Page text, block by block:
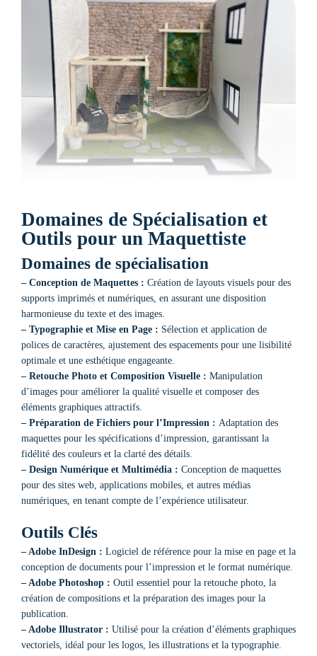
Domaines de Spécialisation et
Outils pour un Maquettiste
Domaines de spécialisation
– Conception de Maquettes : Création de layouts visuels pour des
supports imprimés et numériques, en assurant une disposition
harmonieuse du texte et des images.
– Typographie et Mise en Page : Sélection et application de
polices de caractères, ajustement des espacements pour une lisibilité
optimale et une esthétique engageante.
– Retouche Photo et Composition Visuelle : Manipulation
d’images pour améliorer la qualité visuelle et composer des
éléments graphiques attractifs.
– Préparation de Fichiers pour l’Impression : Adaptation des
maquettes pour les spécifications d’impression, garantissant la
fidélité des couleurs et la clarté des détails.
– Design Numérique et Multimédia : Conception de maquettes
pour des sites web, applications mobiles, et autres médias
numériques, en tenant compte de l’expérience utilisateur.
Outils Clés
– Adobe InDesign : Logiciel de référence pour la mise en page et la
conception de documents pour l’impression et le format numérique.
– Adobe Photoshop : Outil essentiel pour la retouche photo, la
création de compositions et la préparation des images pour la
publication.
– Adobe Illustrator : Utilisé pour la création d’éléments graphiques
vectoriels, idéal pour les logos, les illustrations et la typographie.